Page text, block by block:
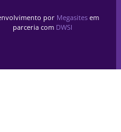
por Megasites em
parceria com DWSI